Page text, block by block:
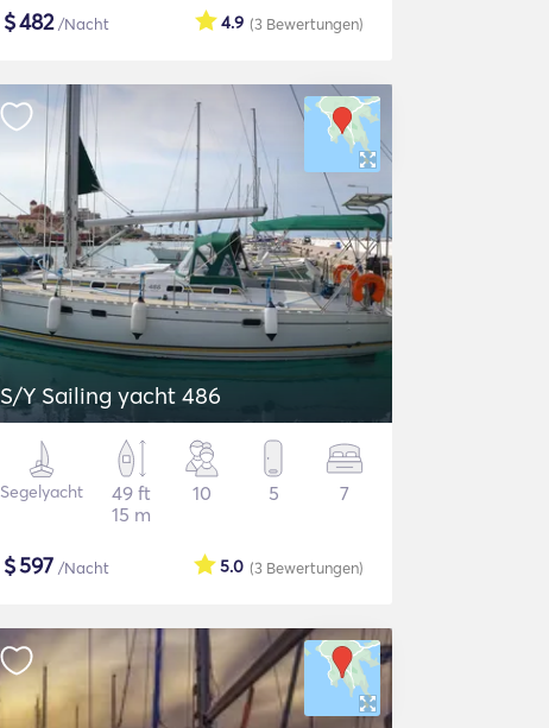
$482/Nacht (3 Bewertungen)
4.9
S/Y Sailing yacht 486
Segelyacht
49 ft
15 m
10 5 7
$597 /Nacht (3 Bewertungen)
5.0